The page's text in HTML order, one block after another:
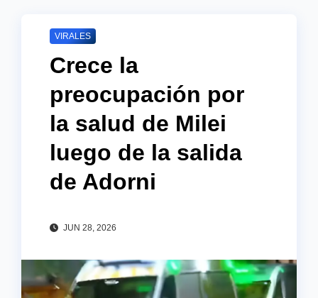
VIRALES
Crece la
preocupación por
la salud de Milei
luego de la salida
de Adorni
JUN 28, 2026